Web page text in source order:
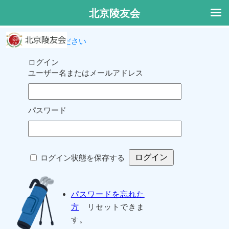
ログインしてください
ログイン
ユーザー名またはメールアドレス
パスワード
ログイン状態を保存する
パスワードを忘れた
方 リセットできま
す。
北京陵友会